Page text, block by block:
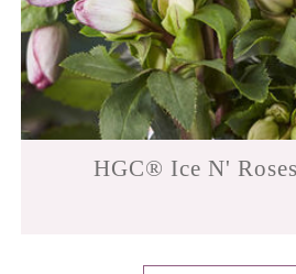
HGC® Ice N'